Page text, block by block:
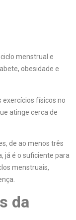
menstrual e
obesidade e
exercícios físicos no
atinge cerca de
de ao menos três
já é o suficiente para
menstruais,
da